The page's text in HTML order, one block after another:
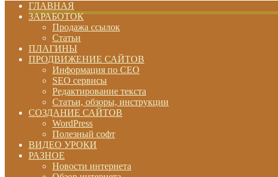
ГЛАВНАЯ
ЗАРАБОТОК
Продажа ссылок
Статьи
ПЛАГИНЫ
ПРОДВИЖЕНИЕ САЙТОВ
Информация по СЕО
SEO сервисы
Редактирование текста
Статьи, обзоры, инструкции
СОЗДАНИЕ САЙТОВ
WordPress
Полезный софт
ВИДЕО УРОКИ
РАЗНОЕ
Новости интернета